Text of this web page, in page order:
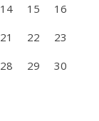
14 15
16
21 22
23
28 29
30